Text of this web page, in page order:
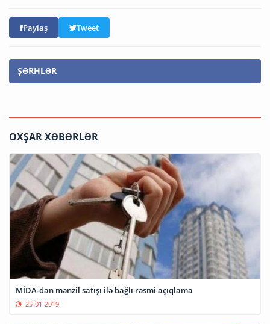
Paylaş Tweet
ŞƏRHLƏR
OXŞAR XƏBƏRLƏR
MİDA-dan mənzil satışı ilə bağlı rəsmi açıqlama
25-01-2019